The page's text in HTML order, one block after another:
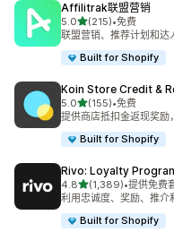
Affilitrak联盟营销
5.0星（满分 5 星）
(215)
总共 215 条评论
•免费
联盟营销、推荐计划和达
Built for Shopify
Koin Store Credit &
5.0星（满分 5 星）
(155)
总共 155 条评论
•免费
提供商店抵扣金返现奖励
Built for Shopify
Rivo: Loyalty
4.8星（满分 5 星）
(1,389)
总共 1389 条评论
•提供免费
利用忠诚度、奖励、推介
Built for Shopify